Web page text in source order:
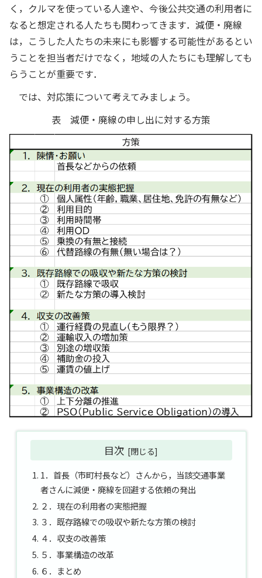
く，クルマを使っている人達や、今後公共交通の利用者に
なると想定される人たちも関わってきます．減便・廃線
は，こうした人たちの未来にも影響する可能性があるとい
うことを担当者だけでなく，地域の人たちにも理解しても
らうことが重要です．
では、対応策について考えてみましょう。
表 減便・廃線の申し出に対する方策
目次
1．首長（市町村長など）さんから，当該交通事業
者さんに減便・廃線を回避する依頼の発出
２．現在の利用者の実態把握
３．既存路線での吸収や新たな方策の検討
４．収支の改善策
５．事業構造の改革
６．まとめ